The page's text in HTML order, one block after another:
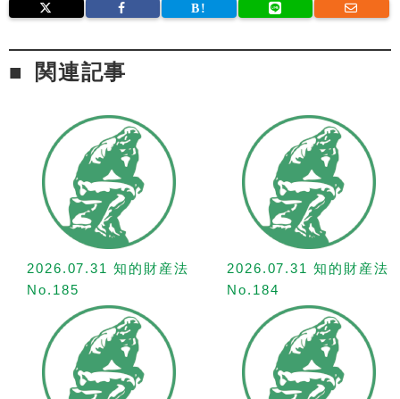
関連記事
2026.07.31 知的財産法
No.185
2026.07.31 知的財産法
No.184